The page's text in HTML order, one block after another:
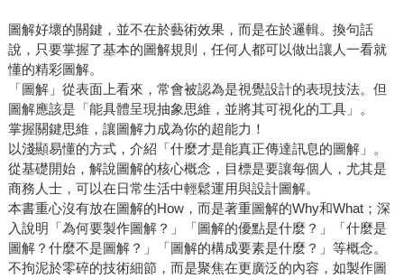
圖解好壞的關鍵，並不在於藝術效果，而是在於邏輯。換句話
說，只要掌握了基本的圖解規則，任何人都可以做出讓人一看就
懂的精彩圖解。
「圖解」從表面上看來，常會被認為是視覺設計的表現技法。但
圖解應該是「能具體呈現抽象思維，並將其可視化的工具」。
掌握關鍵思維，讓圖解力成為你的超能力！
以淺顯易懂的方式，介紹「什麼才是能真正傳達訊息的圖解」。
從基礎開始，解說圖解的核心概念，目標是要讓每個人，尤其是
商務人士，可以在日常生活中輕鬆運用與設計圖解。
本書重心沒有放在圖解的How，而是著重圖解的Why和What；深
入說明「為何要製作圖解？」「圖解的優點是什麼？」「什麼是
圖解？什麼不是圖解？」「圖解的構成要素是什麼？」等概念。
不拘泥於零碎的技術細節，而是聚焦在更廣泛的內容，如製作圖